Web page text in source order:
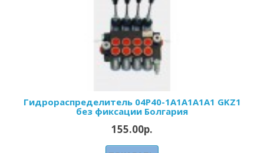
Гидрораспределитель 04Р40-1A1A1A1A1 GKZ1
без фиксации Болгария
155.00р.